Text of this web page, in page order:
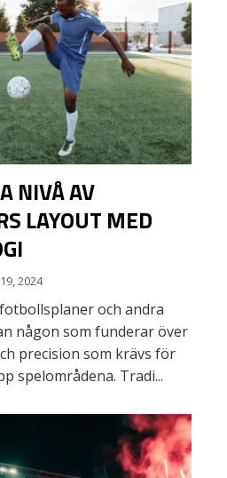
NIVÅ AV
LAYOUT MED
2024
och andra
någon som funderar över
precision som krävs för
spelområdena. Tradi...